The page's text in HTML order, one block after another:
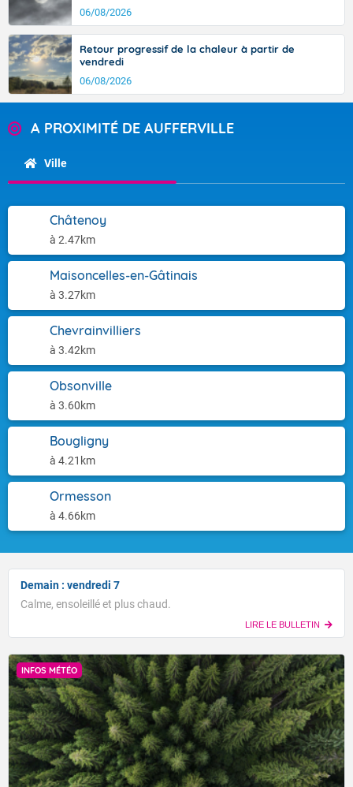
06/08/2026
Retour progressif de la chaleur à partir de
vendredi
06/08/2026
A PROXIMITÉ DE AUFFERVILLE
Ville
Châtenoy
à 2.47km
Maisoncelles-en-Gâtinais
à 3.27km
Chevrainvilliers
à 3.42km
Obsonville
à 3.60km
Bougligny
à 4.21km
Ormesson
à 4.66km
Demain : vendredi 7
Calme, ensoleillé et plus chaud.
LIRE LE BULLETIN
INFOS MÉTÉO